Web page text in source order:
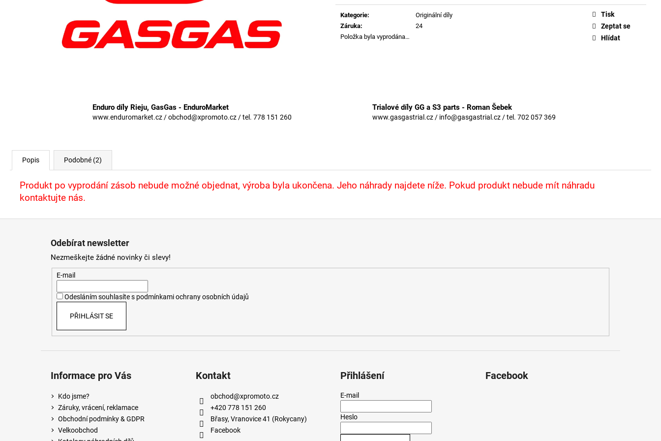
Měrná
cena:
Kategorie:
Originální díly
Záruka:
24
Položka byla vyprodána…
Tisk
Zeptat se
Hlídat
Enduro díly Rieju, GasGas - EnduroMarket
www.enduromarket.cz / obchod@xpromoto.cz / tel. 778 151 260
Trialové díly GG a S3 parts - Roman Šebek
www.gasgastrial.cz / info@gasgastrial.cz / tel. 702 057 369
Popis Podobné (2)
Produkt po vyprodání zásob nebude možné objednat, výroba byla ukončena. Jeho náhrady najdete níže. Pokud produkt nebude mít náhradu
kontaktujte nás.
Odebírat newsletter
Nezmeškejte žádné novinky či slevy!
E-mail
Odesláním souhlasíte s podmínkami ochrany osobních údajů
PŘIHLÁSIT SE
Informace pro Vás
Kdo jsme?
Záruky, vrácení, reklamace
Obchodní podmínky & GDPR
Velkoobchod
Kontakt
obchod@xpromoto.cz
+420 778 151 260
Břasy, Vranovice 41 (Rokycany)
Facebook
Přihlášení
E-mail
Heslo
Facebook